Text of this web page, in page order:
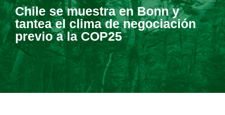
Chile se muestra en Bonn y
tantea el clima de negociación
previo a la COP25